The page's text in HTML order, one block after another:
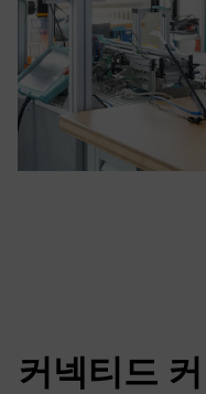
커넥티드